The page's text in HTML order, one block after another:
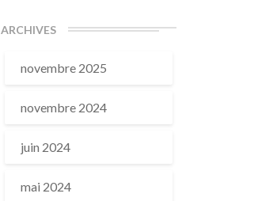
ARCHIVES
novembre 2025
novembre 2024
juin 2024
mai 2024